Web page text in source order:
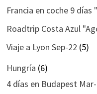
Francia en coche 9 días
Roadtrip Costa Azul
Viaje a Lyon Sep-22 (5)
Hungría (6)
4 días en Budapest